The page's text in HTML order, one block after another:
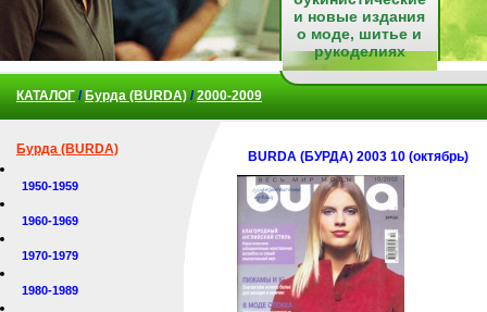
и новые издания
о моде, шитье и
рукоделиях
КАТАЛОГ / Бурда (BURDA) /2000-2009
Бурда (BURDA)
1950-1959
1960-1969
1970-1979
1980-1989
BURDA (БУРДА) 2003 10 (октябрь)